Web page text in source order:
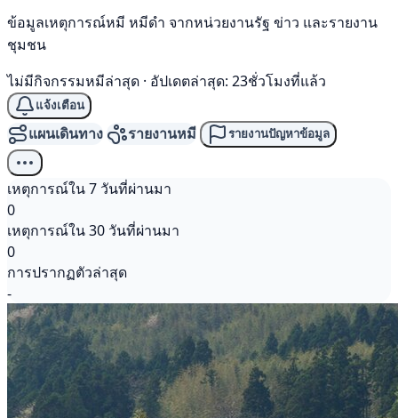
ข้อมูลเหตุการณ์หมี หมีดำ จากหน่วยงานรัฐ ข่าว และรายงาน
ชุมชน
ไม่มีกิจกรรมหมีล่าสุด · อัปเดตล่าสุด: 23ชั่วโมงที่แล้ว
แจ้งเตือน
แผนเดินทาง รายงานหมี รายงานปัญหาข้อมูล
เหตุการณ์ใน 7 วันที่ผ่านมา
0
เหตุการณ์ใน 30 วันที่ผ่านมา
0
การปรากฏตัวล่าสุด
-